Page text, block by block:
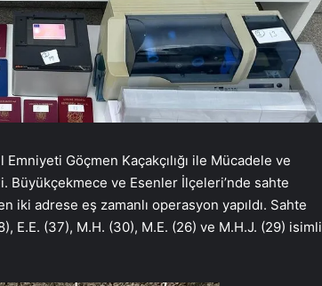
Göçmen Kaçakçılığı ile Mücadele ve
Büyükçekmece ve Esenler İlçeleri’nde sahte
iki adrese eş zamanlı operasyon yapıldı. Sahte
E.E. (37), M.H. (30), M.E. (26) ve M.H.J. (29) isimli